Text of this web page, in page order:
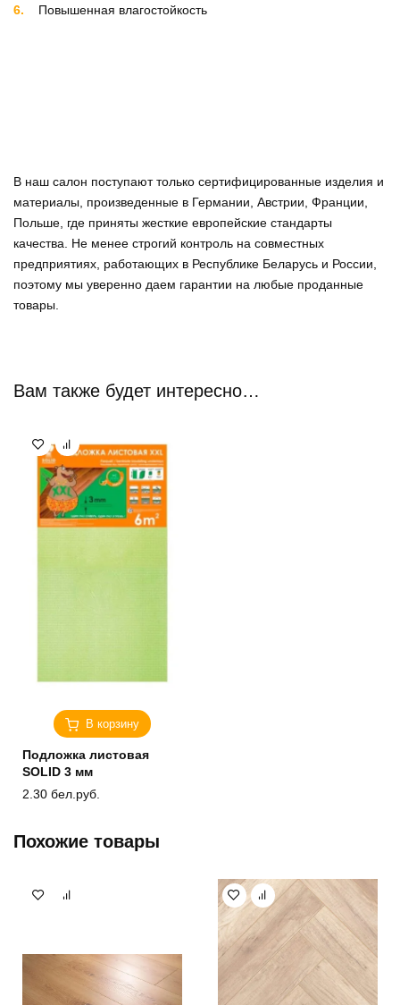
Повышенная влагостойкость
В наш салон поступают только сертифицированные изделия и
материалы, произведенные в Германии, Австрии, Франции,
Польше, где приняты жесткие европейские стандарты
качества. Не менее строгий контроль на совместных
предприятиях, работающих в Республике Беларусь и России,
поэтому мы уверенно даем гарантии на любые проданные
товары
Вам также будет интересно…
В корзину
Подложка листовая
SOLID 3 мм
2.30 бел.руб.
Похожие товары